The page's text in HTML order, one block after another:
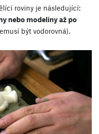
roviny je následující:
nebo modelíny až po
být vodorovná).